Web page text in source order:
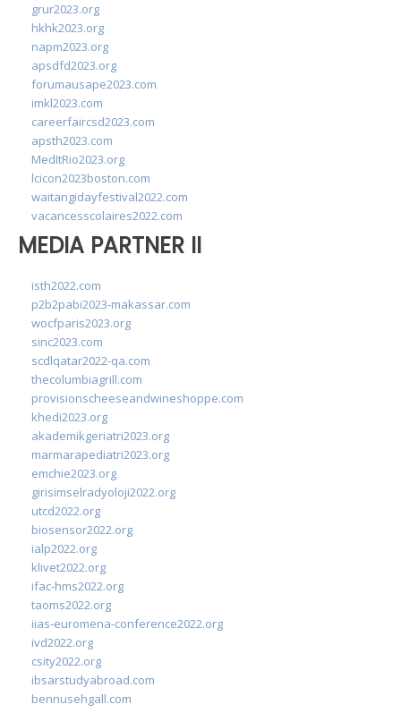
grur2023.org
hkhk2023.org
napm2023.org
apsdfd2023.org
forumausape2023.com
imkl2023.com
careerfaircsd2023.com
apsth2023.com
MedItRio2023.org
lcicon2023boston.com
waitangidayfestival2022.com
vacancesscolaires2022.com
MEDIA PARTNER II
isth2022.com
p2b2pabi2023-makassar.com
wocfparis2023.org
sinc2023.com
scdlqatar2022-qa.com
thecolumbiagrill.com
provisionscheeseandwineshoppe.com
khedi2023.org
akademikgeriatri2023.org
marmarapediatri2023.org
emchie2023.org
girisimselradyoloji2022.org
utcd2022.org
biosensor2022.org
ialp2022.org
klivet2022.org
ifac-hms2022.org
taoms2022.org
iias-euromena-conference2022.org
ivd2022.org
csity2022.org
ibsarstudyabroad.com
bennusehgall.com